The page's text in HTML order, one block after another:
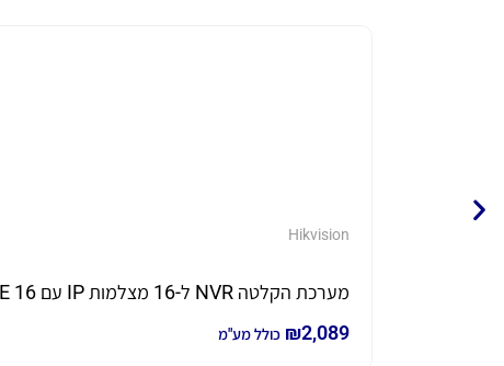
Hikvision
מערכת הקלטה NVR ל-16 מצלמות IP עם 16 PoE מובנים דגם DS-7616NXI-K2/16P-2T כולל 2TB
₪2,089 כולל מע"מ